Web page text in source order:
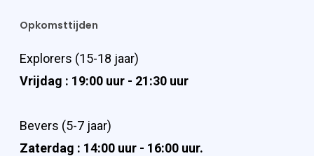
Opkomsttijden
Explorers (15-18 jaar)
Vrijdag : 19:00 uur - 21:30 uur
Bevers (5-7 jaar)
Zaterdag : 14:00 uur - 16:00 uur.